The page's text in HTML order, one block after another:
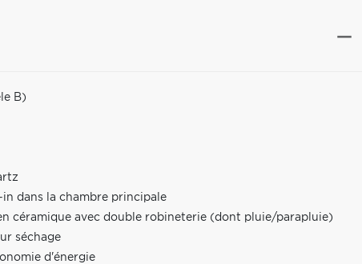
B)
dans la chambre principale
céramique avec double robineterie (dont pluie/parapluie)
séchage
d'énergie